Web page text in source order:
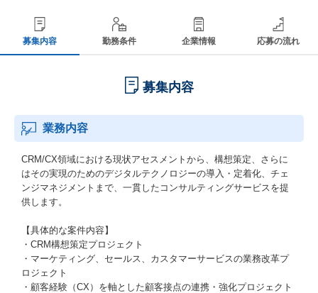
募集内容 勤務条件 企業情報 応募の流れ
募集内容
業務内容
CRM/CX領域における現状アセスメントから、構想策定、さらに
はその実現のためのデジタルテクノロジーの導入・定着化、チェ
ンジマネジメントまで、一貫したコンサルティングサービスを提
供します。
【具体的な案件内容】
・CRM構想策定プロジェクト
・マーケティング、セールス、カスタマーサービスの業務改革プ
ロジェクト
・顧客経験（CX）を軸とした顧客接点の連携・強化プロジェクト